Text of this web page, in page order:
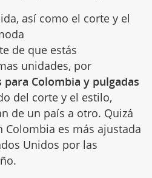
así como el corte y el
de que estás
unidades, por
Colombia y pulgadas
del corte y el estilo,
de un país a otro. Quizá
Colombia es más ajustada
Unidos por las